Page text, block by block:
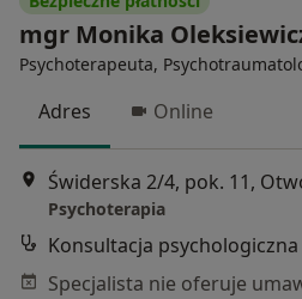
mgr Monika
Psychoterapeuta,
Adres
Online
Świderska 2/4, pok. 11,
Psychoterapia
Konsultacja psychologiczna